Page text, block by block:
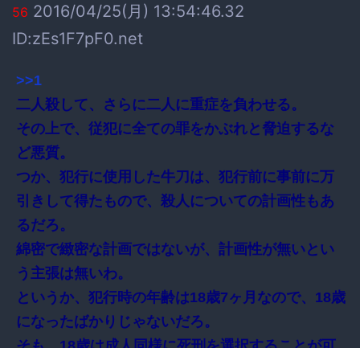
56 2016/04/25(月) 13:54:46.32
ID:zEs1F7pF0.net
>>1
二人殺して、さらに二人に重症を負わせる。
その上で、従犯に全ての罪をかぶれと脅迫するな
ど悪質。
つか、犯行に使用した牛刀は、犯行前に事前に万
引きして得たもので、殺人についての計画性もあ
るだろ。
綿密で緻密な計画ではないが、計画性が無いとい
う主張は無いわ。
というか、犯行時の年齢は18歳7ヶ月なので、18歳
になったばかりじゃないだろ。